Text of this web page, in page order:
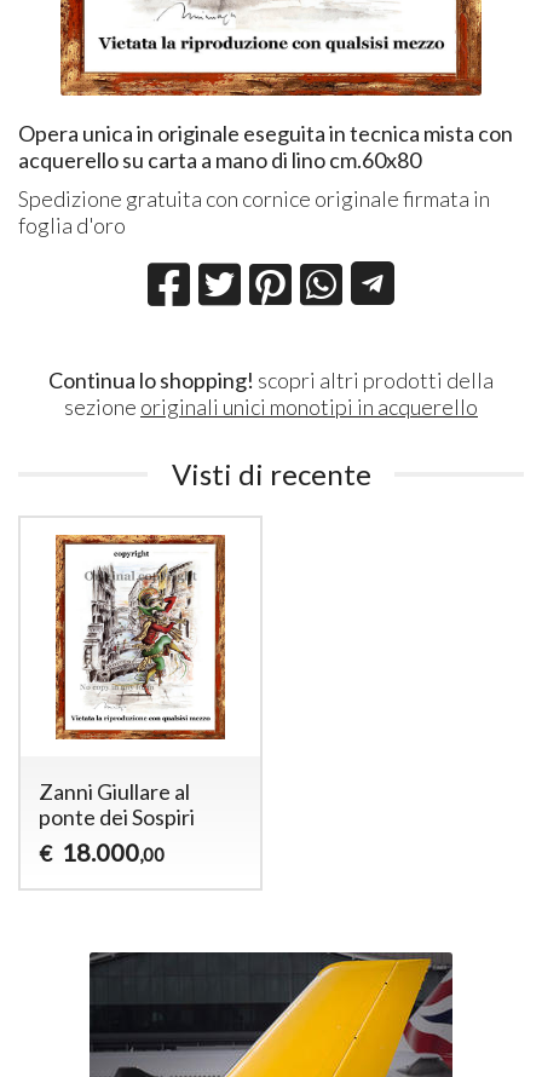
Opera unica in originale eseguita in tecnica mista con
acquerello su carta a mano di lino cm.60x80
Spedizione gratuita con cornice originale firmata in
foglia d'oro
Continua lo shopping! scopri altri prodotti della
sezione originali unici monotipi in acquerello
Visti di recente
Zanni Giullare al
ponte dei Sospiri
€ 18.000,00